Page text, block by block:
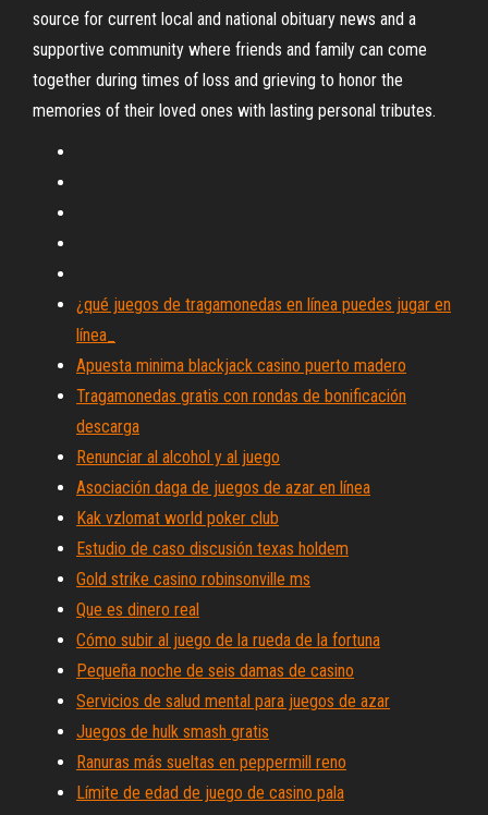
source for current local and national obituary news and a
supportive community where friends and family can come
together during times of loss and grieving to honor the
memories of their loved ones with lasting personal tributes.
¿qué juegos de tragamonedas en línea puedes jugar en
línea_
Apuesta minima blackjack casino puerto madero
Tragamonedas gratis con rondas de bonificación
descarga
Renunciar al alcohol y al juego
Asociación daga de juegos de azar en línea
Kak vzlomat world poker club
Estudio de caso discusión texas holdem
Gold strike casino robinsonville ms
Que es dinero real
Cómo subir al juego de la rueda de la fortuna
Pequeña noche de seis damas de casino
Servicios de salud mental para juegos de azar
Juegos de hulk smash gratis
Ranuras más sueltas en peppermill reno
Límite de edad de juego de casino pala